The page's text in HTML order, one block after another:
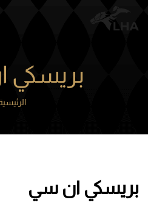
بريسكي ان سي